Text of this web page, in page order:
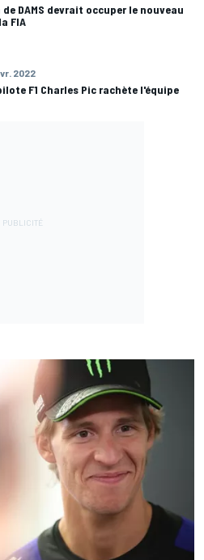
DAMS devrait occuper le nouveau
FIA
2022
F1 Charles Pic rachète l'équipe